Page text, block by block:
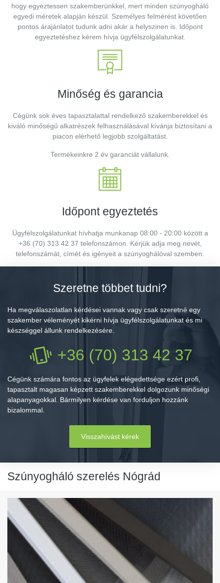
hogy egyeztessen szakemberünkkel, mert minden szúnyogháló
egyedi méretek alapján készül. Személyes felmérést követően
pontos árajánlatot tudunk adni akár a helyszinen is. Időpont
egyeztetéshez kérem hívja ügyfélszolgálatunkat.
Minőség és garancia
Cégünk sok éves tapasztalattal rendelkező szakemberekkel és
kiváló minőségű alkatrészek felhasználásával kívánja biztosítani a
piacon elérhető legjobb szolgáltatást.
Termékeinkre 2 év garanciát vállalunk.
Időpont egyeztetés
Ügyfélszolgálatunkat hívhatja munkanap 08:00 - 20:00 között a
+36 (70) 313 42 37 telefonszámon. Kérjük adja meg nevét,
telefonszámát, címét és igényeit a szúnyoghálóval szemben.
Szeretne többet tudni?
Ha megválaszolatlan kérdései vannak vagy csak szeretné egy
szakember véleményét kikérni hívja ügyfélszolgálatunkat és mi
készséggel állunk rendelkezésére.
+36 (70) 313 42 37
Cégünk számára fontos az ügyfelek elégedettsége ezért profi,
tapasztalt magasan képzett szakemberekkel dolgozunk minőségi
alapanyagokkal. Bármilyen kérdése van forduljon hozzánk
bizalommal.
Visszahívást kérek
Szúnyogháló szerelés Nógrád